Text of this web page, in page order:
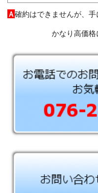
Ａ確約はできませんが、手
かなり高価格